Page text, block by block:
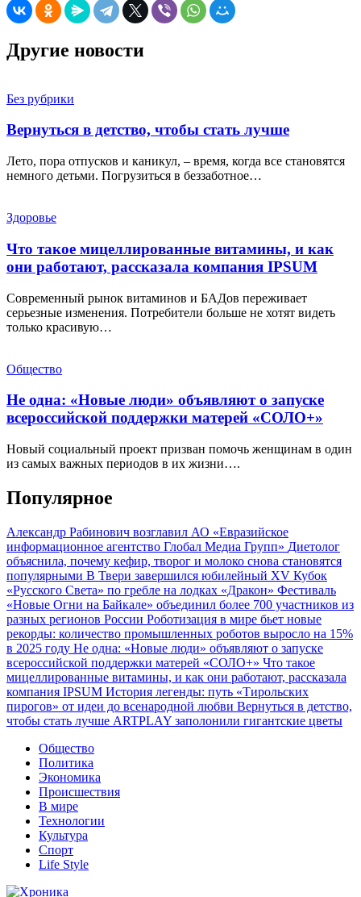
Другие новости
Без рубрики
Вернуться в детство, чтобы стать лучше
Лето, пора отпусков и каникул, – время, когда все становятся
немного детьми. Погрузиться в беззаботное…
Здоровье
Что такое мицеллированные витамины, и как
они работают, рассказала компания IPSUM
Современный рынок витаминов и БАДов переживает
серьезные изменения. Потребители больше не хотят видеть
только красивую…
Общество
Не одна: «Новые люди» объявляют о запуске
всероссийской поддержки матерей «СОЛО+»
Новый социальный проект призван помочь женщинам в один
из самых важных периодов в их жизни….
Популярное
Александр Рабинович возглавил АО «Евразийское
информационное агентство Глобал Медиа Групп» Диетолог
объяснила, почему кефир, творог и молоко снова становятся
популярными В Твери завершился юбилейный XV Кубок
«Русского Света» по гребле на лодках «Дракон» Фестиваль
«Новые Огни на Байкале» объединил более 700 участников из
разных регионов России Роботизация в мире бьет новые
рекорды: количество промышленных роботов выросло на 15%
в 2025 году Не одна: «Новые люди» объявляют о запуске
всероссийской поддержки матерей «СОЛО+» Что такое
мицеллированные витамины, и как они работают, рассказала
компания IPSUM История легенды: путь «Тирольских
пирогов» от идеи до всенародной любви Вернуться в детство,
чтобы стать лучше ARTPLAY заполонили гигантские цветы
Общество
Политика
Экономика
Происшествия
В мире
Технологии
Культура
Спорт
Life Style